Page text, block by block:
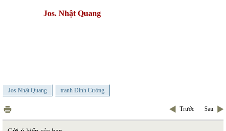
Jos. Nhật Quang
Jos Nhật Quang tranh Đinh Cường
Trước Sau